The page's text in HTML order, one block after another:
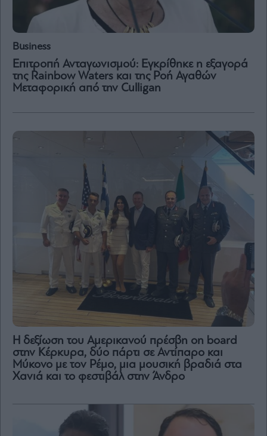
Business
Επιτροπή Ανταγωνισμού: Εγκρίθηκε η εξαγορά
της Rainbow Waters και της Ροή Αγαθών
Μεταφορική από την Culligan
H δεξίωση του Αμερικανού πρέσβη on board
στην Κέρκυρα, δύο πάρτι σε Αντίπαρο και
Μύκονο με τον Ρέμο, μια μουσική βραδιά στα
Χανιά και το φεστιβάλ στην Άνδρο